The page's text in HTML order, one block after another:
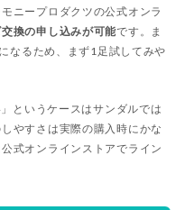
ニープロダクツの公式オンラ
換の申し込みが可能です。ま
なるため、まず1足試してみや
というケースはサンダルでは
やすさは実際の購入時にかな
公式オンラインストアでライン